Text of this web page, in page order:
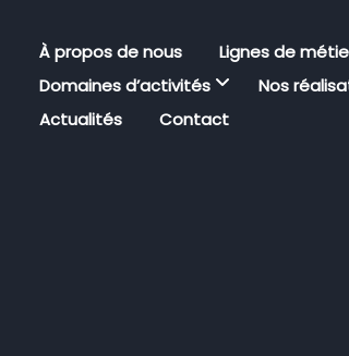
À propos de nous
Lignes de
Domaines d’activités
Nos
Actualités
Contact